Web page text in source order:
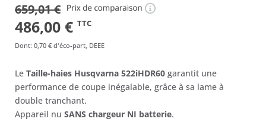
659,01€
Le
prix
était :
659,01 €.
486,00 €Le
prix
est :
486,00 €.
TTC
Dont: 0,70 € d'éco-part, DEEE
Le Taille-haies Husqvarna 522iHDR60 garantit une
performance de coupe inégalable, grâce à sa lame à
double tranchant.
Appareil nu SANS chargeur NI batterie.